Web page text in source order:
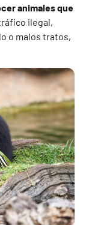
animales que
ilegal,
o malos tratos,